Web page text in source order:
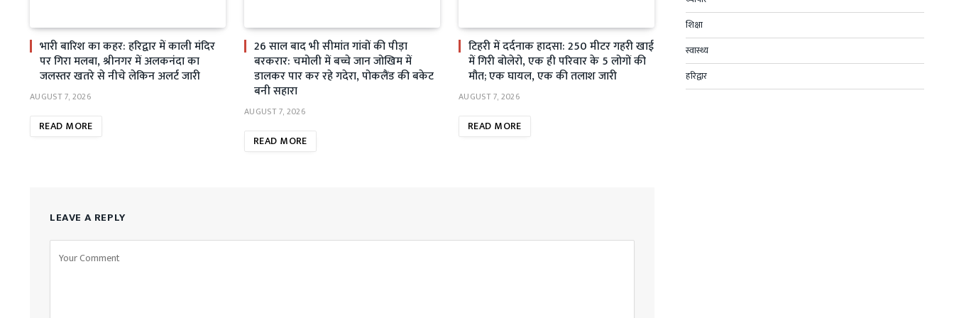
भारी बारिश का कहर: हरिद्वार में काली मंदिर
पर गिरा मलबा, श्रीनगर में अलकनंदा का
जलस्तर खतरे से नीचे लेकिन अलर्ट जारी
AUGUST 7, 2026
READ MORE
26 साल बाद भी सीमांत गांवों की पीड़ा
बरकरार: चमोली में बच्चे जान जोखिम में
डालकर पार कर रहे गदेरा, पोकलैंड की बकेट
बनी सहारा
AUGUST 7, 2026
READ MORE
टिहरी में दर्दनाक हादसा: 250 मीटर गहरी खाई
में गिरी बोलेरो, एक ही परिवार के 5 लोगों की
मौत; एक घायल, एक की तलाश जारी
AUGUST 7, 2026
READ MORE
LEAVE A REPLY
शिक्षा
स्वास्थ्य
हरिद्वार